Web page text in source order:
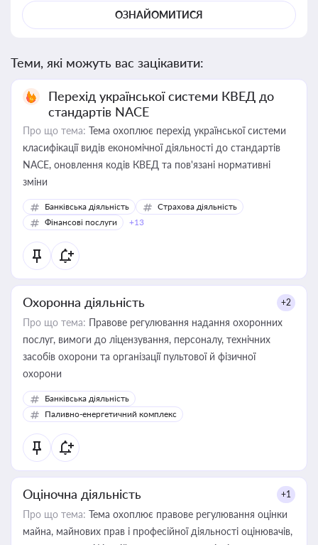
ОЗНАЙОМИТИСЯ
Теми, які можуть вас зацікавити:
Перехід української системи КВЕД до
стандартів NACE
Про що тема: Тема охоплює перехід української системи
класифікації видів економічної діяльності до стандартів
NACE, оновлення кодів КВЕД та пов'язані нормативні
зміни
Банківська діяльність
Страхова діяльність
Фінансові послуги
+13
Охоронна діяльність +2
Про що тема: Правове регулювання надання охоронних
послуг, вимоги до ліцензування, персоналу, технічних
засобів охорони та організації пультової й фізичної
охорони
Банківська діяльність
Паливно-енергетичний комплекс
Оціночна діяльність +1
Про що тема: Тема охоплює правове регулювання оцінки
майна, майнових прав і професійної діяльності оцінювачів,